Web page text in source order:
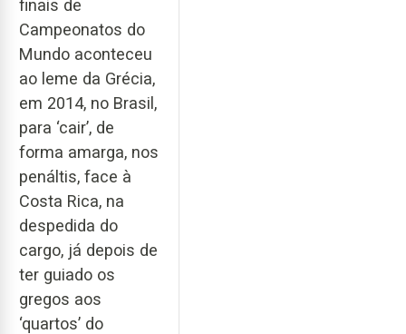
finais de
Campeonatos do
Mundo aconteceu
ao leme da Grécia,
em 2014, no Brasil,
para ‘cair’, de
forma amarga, nos
penáltis, face à
Costa Rica, na
despedida do
cargo, já depois de
ter guiado os
gregos aos
‘quartos’ do